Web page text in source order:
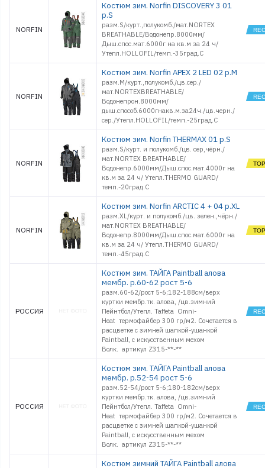
NORFIN
Костюм зим. Norfin DISCOVERY 3 01
р.S
разм.S/курт.,полукомб./мат.NORTEX
BREATHABLE/Водонепр.8000мм/
Дыш.спос.мат.6000г на кв.м за 24 ч/
Утепл.HOLLOFIL/темп.-35град.С
NORFIN
Костюм зим. Norfin APEX 2 LED 02 р.M
разм.M/курт.,полукомб./цв.сер./
мат.NORTEXBREATHABLE/
Водонепрон.8000мм/
дыш.способ.6000гнакв.м.за24ч./цв.черн./
сер./Утепл.HOLLOFIL/темп.-25град.С
NORFIN
Костюм зим. Norfin THERMAX 01 р.S
разм.S/курт. и полукомб./цв. сер,чёрн./
мат.NORTEX BREATHABLE/
Водонепр.6000мм/Дыш.спос.мат.4000г на
кв.м за 24 ч/ Утепл.THERMO GUARD/
темп.-20град.С
NORFIN
Костюм зим. Norfin ARCTIC 4 + 04 р.XL
разм.XL/курт. и полукомб./цв. зелен.,чёрн./
мат.NORTEX BREATHABLE/
Водонепр.8000мм/Дыш.спос.мат.6000г на
кв.м за 24 ч/ Утепл.THERMO GUARD/
темп.-45град.С
РОССИЯ
Костюм зим. ТАЙГА Paintball алова
мембр. р.60-62 рост 5-6
разм.60-62/рост 5-6;182-188см/верх
куртки мембр.тк. алова, /цв.зимний
Пейнтбол/Утепл. Taffeta Omni-
Heat термофайбер 300 гр/м2. Сочетается в
расцветке с зимней шапкой-ушанкой
Paintball, с искусственным мехом
Волк. артикул Z315-**-**
РОССИЯ
Костюм зим. ТАЙГА Paintball алова
мембр. р.52-54 рост 5-6
разм.52-54/рост 5-6;180-182см/верх
куртки мембр.тк. алова, /цв.зимний
Пейнтбол/Утепл. Taffeta Omni-
Heat термофайбер 300 гр/м2. Сочетается в
расцветке с зимней шапкой-ушанкой
Paintball, с искусственным мехом
Волк. артикул Z315-**-**
Костюм зимний ТАЙГА Paintball алова